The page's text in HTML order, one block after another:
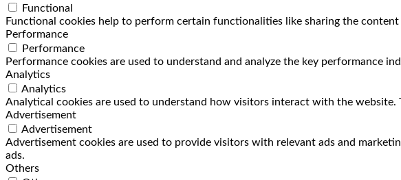
Functional
Functional cookies help to perform certain functionalities like sharing the
Performance
Performance
Performance cookies are used to understand and analyze the key performance
Analytics
Analytics
Analytical cookies are used to understand how visitors interact with the
Advertisement
Advertisement
Advertisement cookies are used to provide visitors with relevant ads and
ads.
Others